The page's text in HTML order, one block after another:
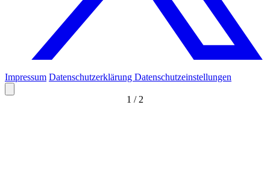
1 / 2
Impressum Datenschutzerklärung Datenschutzeinstellungen